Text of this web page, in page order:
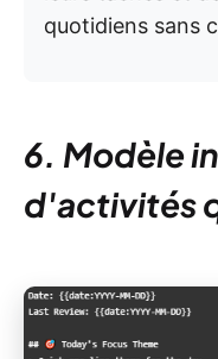
quotidiens sans
6. Modèle
d'activités